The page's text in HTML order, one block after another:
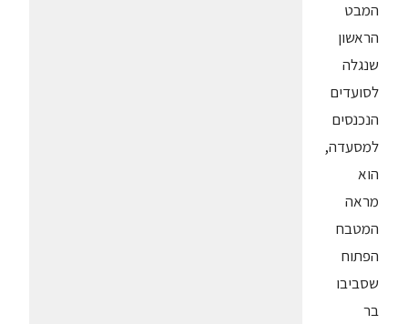
המבט
הראשון
שנגלה
לסועדים
הנכנסים
למסעדה,
הוא
מראה
המטבח
הפתוח
שסביבו
בר